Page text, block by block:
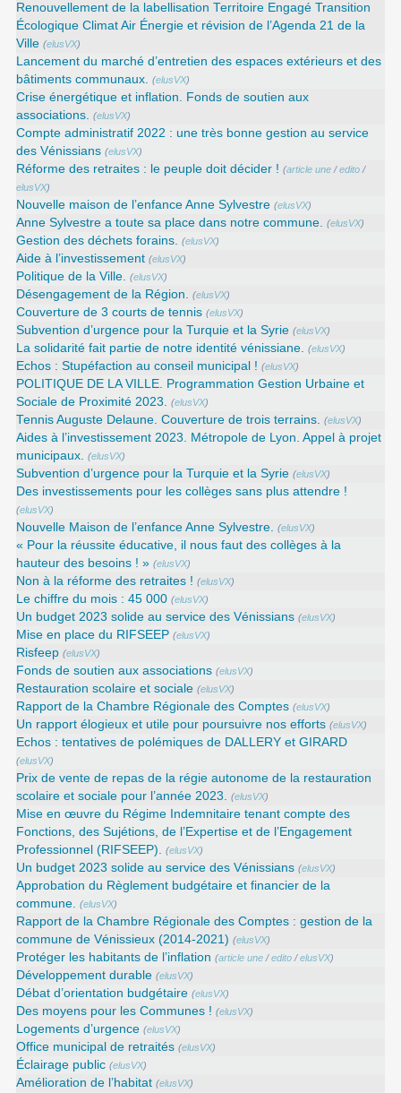
Renouvellement de la labellisation Territoire Engagé Transition
Écologique Climat Air Énergie et révision de l’Agenda 21 de la
Ville (elusVX)
Lancement du marché d’entretien des espaces extérieurs et des
bâtiments communaux. (elusVX)
Crise énergétique et inflation. Fonds de soutien aux
associations. (elusVX)
Compte administratif 2022 : une très bonne gestion au service
des Vénissians (elusVX)
Réforme des retraites : le peuple doit décider ! (article une /edito /
elusVX)
Nouvelle maison de l’enfance Anne Sylvestre (elusVX)
Anne Sylvestre a toute sa place dans notre commune. (elusVX)
Gestion des déchets forains. (elusVX)
Aide à l’investissement (elusVX)
Politique de la Ville. (elusVX)
Désengagement de la Région. (elusVX)
Couverture de 3 courts de tennis (elusVX)
Subvention d’urgence pour la Turquie et la Syrie (elusVX)
La solidarité fait partie de notre identité vénissiane. (elusVX)
Echos : Stupéfaction au conseil municipal ! (elusVX)
POLITIQUE DE LA VILLE. Programmation Gestion Urbaine et
Sociale de Proximité 2023. (elusVX)
Tennis Auguste Delaune. Couverture de trois terrains. (elusVX)
Aides à l’investissement 2023. Métropole de Lyon. Appel à projet
municipaux. (elusVX)
Subvention d’urgence pour la Turquie et la Syrie (elusVX)
Des investissements pour les collèges sans plus attendre !
(elusVX)
Nouvelle Maison de l’enfance Anne Sylvestre. (elusVX)
« Pour la réussite éducative, il nous faut des collèges à la
hauteur des besoins ! » (elusVX)
Non à la réforme des retraites ! (elusVX)
Le chiffre du mois : 45 000 (elusVX)
Un budget 2023 solide au service des Vénissians (elusVX)
Mise en place du RIFSEEP (elusVX)
Risfeep (elusVX)
Fonds de soutien aux associations (elusVX)
Restauration scolaire et sociale (elusVX)
Rapport de la Chambre Régionale des Comptes (elusVX)
Un rapport élogieux et utile pour poursuivre nos efforts (elusVX)
Echos : tentatives de polémiques de DALLERY et GIRARD
(elusVX)
Prix de vente de repas de la régie autonome de la restauration
scolaire et sociale pour l’année 2023. (elusVX)
Mise en œuvre du Régime Indemnitaire tenant compte des
Fonctions, des Sujétions, de l’Expertise et de l’Engagement
Professionnel (RIFSEEP). (elusVX)
Un budget 2023 solide au service des Vénissians (elusVX)
Approbation du Règlement budgétaire et financier de la
commune. (elusVX)
Rapport de la Chambre Régionale des Comptes : gestion de la
commune de Vénissieux (2014-2021) (elusVX)
Protéger les habitants de l’inflation (article une /edito /elusVX)
Développement durable (elusVX)
Débat d’orientation budgétaire (elusVX)
Des moyens pour les Communes ! (elusVX)
Logements d’urgence (elusVX)
Office municipal de retraités (elusVX)
Éclairage public (elusVX)
Amélioration de l’habitat (elusVX)